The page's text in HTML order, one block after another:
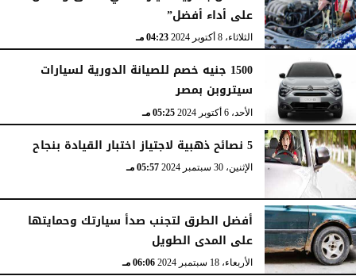
على أداء أفضل”
الثلاثاء، 8 أكتوبر 2024 04:23 مـ
1500 جنيه خصم للصيانة الدورية لسيارات
سيتروبن بمصر
الأحد، 6 أكتوبر 2024 05:25 مـ
5 نصائح ذهبية لاجتياز اختبار القيادة بنجاح
الإثنين، 30 سبتمبر 2024 05:57 مـ
أفضل الطرق لتجنب صدأ سيارتك وحمايتها
على المدى الطويل
الأربعاء، 18 سبتمبر 2024 06:06 مـ